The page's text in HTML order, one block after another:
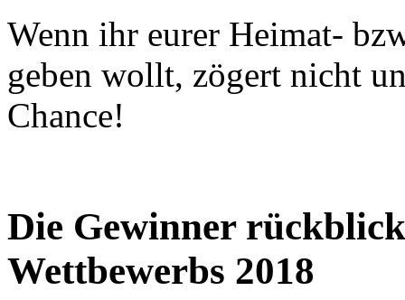
Wenn ihr eurer Heimat-
geben wollt, zögert nicht
Chance!
Die Gewinner
Wettbewerbs 2018